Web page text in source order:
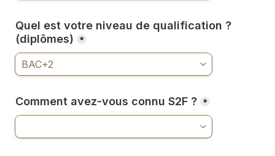
Quel est votre niveau de qualification ?
(diplômes)
*
Comment avez-vous connu S2F ? *